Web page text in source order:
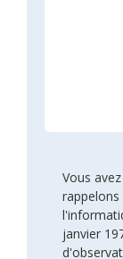
Vous
janvier